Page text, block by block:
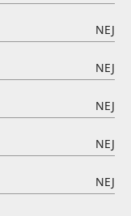
NEJ
NEJ
NEJ
NEJ
NEJ